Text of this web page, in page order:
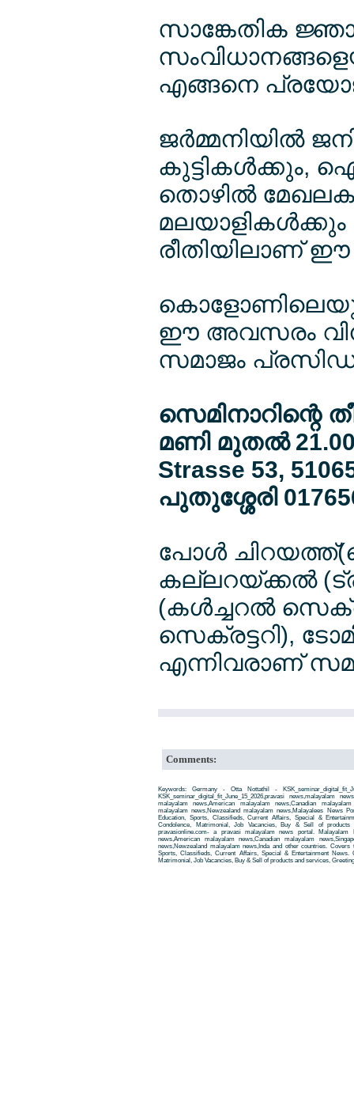
സാങ്കേതിക
എങ്ങനെ
ജര്‍മ്മനിയില്‍
കുട്ടികള്‍ക്കും,
തൊഴില്‍
രീതിയിലാണ് ഈ
ഈ അവസരം
സമാജം
സെമിനാറിന്റെ
മണി മുതല്‍ 21.00
Strasse 53,
പുതുശ്ശേരി
പോള്‍
കല്ലറയ്ക്കല്‍
(കള്‍ച്ചറല്‍
സെക്രട്ടറി),
എന്നിവരാണ്
Comments:
Keywords: Germany - Otta Nottathil -
KSK_seminar_digital_fit_June_15_2026,pravasi news,malayalam
malayalam news,American malayalam news,Canadian
malayalam news,Newzealand malayalam news,Malayalees News
Education, Sports, Classifieds, Current Affairs, Special &
Condolence, Matrimonial, Job Vacancies, Buy & Sell of
pravasionline.com- a pravasi malayalam news portal. Malayalam
news,American malayalam news,Canadian malayalam
news,Newzealand malayalam news,Inda and other countries.
Sports, Classifieds, Current Affairs, Special & Entertainment News.
Matrimonial, Job Vacancies, Buy & Sell of products and services,